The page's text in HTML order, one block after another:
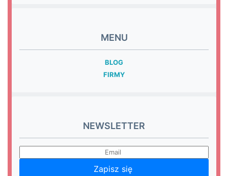
MENU
BLOG
FIRMY
NEWSLETTER
Zapisz się